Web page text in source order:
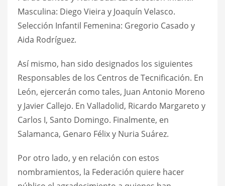
Masculina: Diego Vieira y Joaquín Velasco.
Selección Infantil Femenina: Gregorio Casado y
Aida Rodríguez.
Así mismo, han sido designados los siguientes
Responsables de los Centros de Tecnificación. En
León, ejercerán como tales, Juan Antonio Moreno
y Javier Callejo. En Valladolid, Ricardo Margareto y
Carlos I, Santo Domingo. Finalmente, en
Salamanca, Genaro Félix y Nuria Suárez.
Por otro lado, y en relación con estos
nombramientos, la Federación quiere hacer